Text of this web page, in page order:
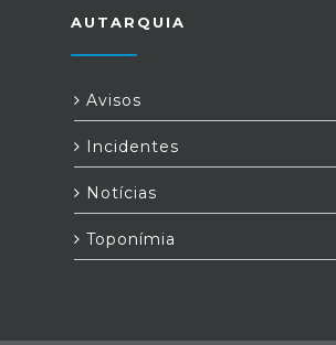
AUTARQUIA
Avisos
Incidentes
Notícias
Toponímia